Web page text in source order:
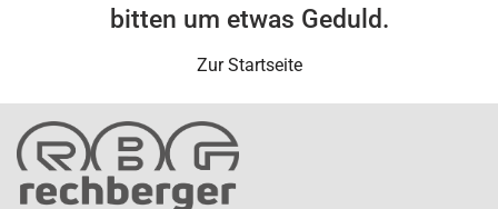
bitten um etwas Geduld.
Zur Startseite